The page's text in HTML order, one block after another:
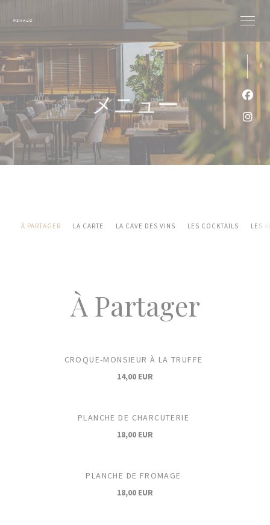
メニュー
À PARTAGER LA CARTE LA CAVE DES VINS LES COCKTAILS LES
À Partager
CROQUE-MONSIEUR À LA TRUFFE
14,00 EUR
PLANCHE DE CHARCUTERIE
18,00 EUR
PLANCHE DE FROMAGE
18,00 EUR